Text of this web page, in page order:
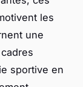
les
une
sportive en